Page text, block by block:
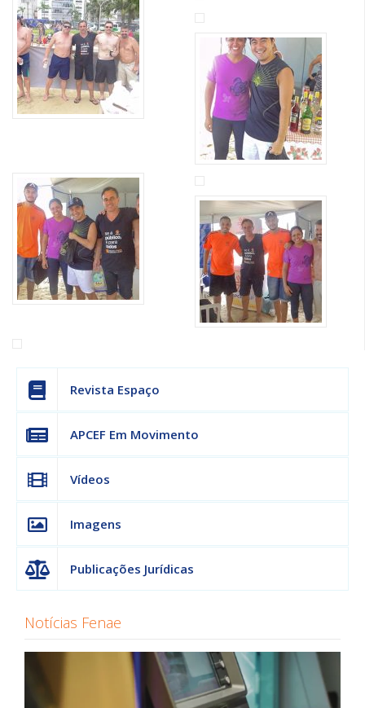
Revista Espaço
APCEF Em Movimento
Vídeos
Imagens
Publicações Jurídicas
Notícias Fenae